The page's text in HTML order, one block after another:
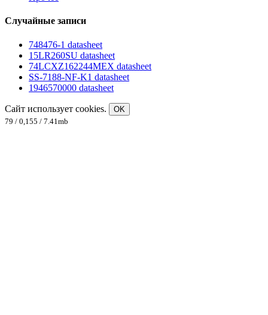
Случайные записи
748476-1 datasheet
15LR260SU datasheet
74LCXZ162244MEX datasheet
SS-7188-NF-K1 datasheet
1946570000 datasheet
Сайт использует cookies.
OK
79 / 0,155 / 7.41mb